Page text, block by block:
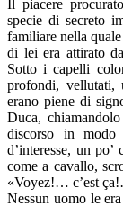
Il piacere
specie di secreto
familiare nella
di lei era attirato
Sotto i capelli
profondi, vellutati,
erano piene di
Duca, chiamandolo
discorso in modo
d’interesse, un
come a cavallo,
«Voyez!… c’est
Nessun uomo le